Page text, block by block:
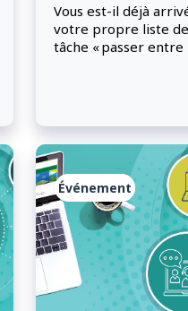
Vous est-il déjà
votre propre liste
tâche « passer entre
Événement